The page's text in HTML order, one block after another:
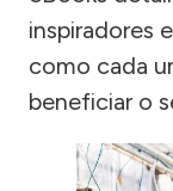
inspiradores
como cada
beneficiar o